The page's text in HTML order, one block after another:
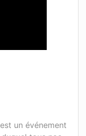
un événement